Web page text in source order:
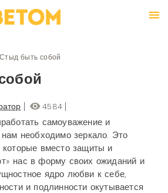
Стыд быть собой
4584
самоуважение и
необходимо зеркало. Это
которые вместо защиты и
нас в форму своих ожиданий и
ядро любви к себе,
и подлинности окутывается